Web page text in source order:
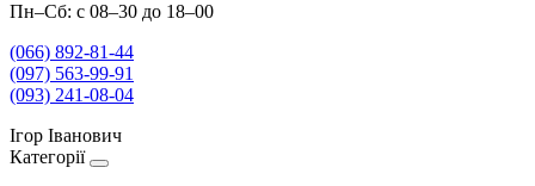
Пн–Сб: с 08–30 до 18–00
(066) 892-81-44
(097) 563-99-91
(093) 241-08-04
Ігор Іванович
Категорії